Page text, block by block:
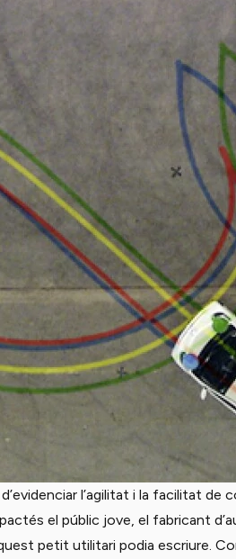
l’agilitat i la facilitat
el públic jove, el fabricant
petit utilitari podia escriure.